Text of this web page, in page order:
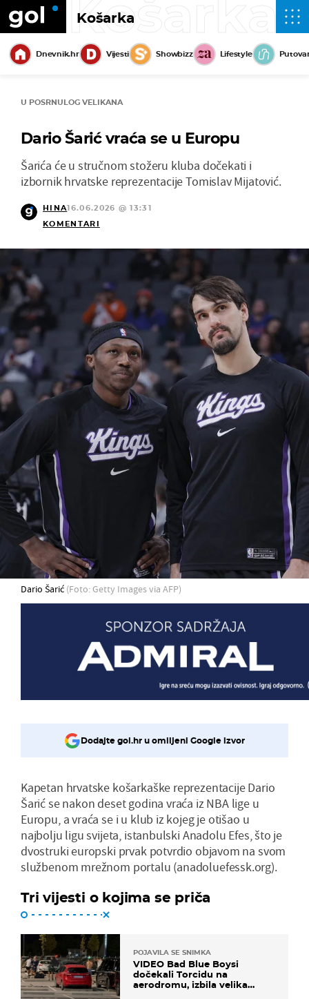
Košarka
Košarka
Dnevnik.hr Vijesti Showbizz Lifestyle
U POSRNULOG VELIKANA
Dario Šarić vraća se u Europu
Šarića će u stručnom stožeru kluba dočekati i
izbornik hrvatske reprezentacije Tomislav Mijatović.
HINA16.06.2026 @ 13:31
KOMENTARI
Dario Šarić (Foto: Getty Images via AFP)
Dodajte gol.hr u omiljeni Google izvor
Kapetan hrvatske košarkaške reprezentacije Dario
Šarić se nakon deset godina vraća iz NBA lige u
Europu, a vraća se i u klub iz kojeg je otišao u
najbolju ligu svijeta, istanbulski Anadolu Efes, što je
dvostruki europski prvak potvrdio objavom na svom
službenom mrežnom portalu (anadoluefessk.org).
Tri vijesti o kojima se priča
POJAVILA SE SNIMKA
VIDEO Bad Blue Boysi
dočekali Torcidu na
aerodromu, izbila velika